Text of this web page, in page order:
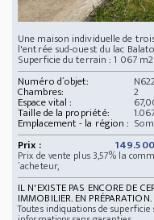
Une maison individuelle de
l'entrée sud-ouest du lac
Superficie du terrain : 1 067
Numéro d´objet:
Chambres: 2
Espace vital :
Taille de la propriété:
Emplacement - la région :
Prix :
Prix de vente plus 3,57% la
´acheteur,
IL N'EXISTE PAS ENCORE DE
IMMOBILIER. EN PRÉPARATION.
Toutes indiquations de